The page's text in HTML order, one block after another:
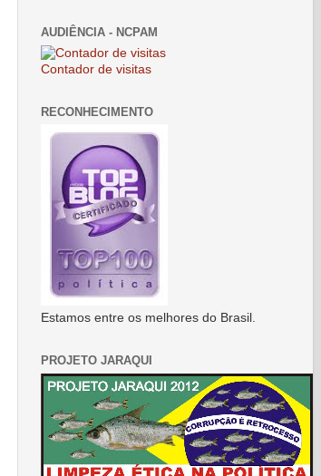
AUDIÊNCIA - NCPAM
Contador de visitas
RECONHECIMENTO
Estamos entre os melhores do Brasil.
PROJETO JARAQUI